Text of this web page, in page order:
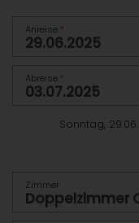
Anreise *
Abreise *
Sonntag, 29.06.
Zimmer